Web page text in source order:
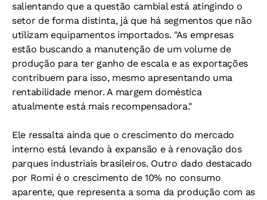
salientando que a questão cambial está atingindo o
setor de forma distinta, já que há segmentos que não
utilizam equipamentos importados. "As empresas
estão buscando a manutenção de um volume de
produção para ter ganho de escala e as exportações
contribuem para isso, mesmo apresentando uma
rentabilidade menor. A margem doméstica
atualmente está mais recompensadora."
Ele ressalta ainda que o crescimento do mercado
interno está levando à expansão e à renovação dos
parques industriais brasileiros. Outro dado destacado
por Romi é o crescimento de 10% no consumo
aparente, que representa a soma da produção com as